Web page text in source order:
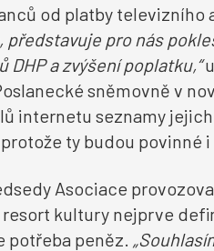
od platby televizního
představuje pro nás
DHP a zvýšení poplatku,“
sněmovně v
internetu seznamy
ty budou povinné
Asociace
kultury nejprve
potřeba peněz.